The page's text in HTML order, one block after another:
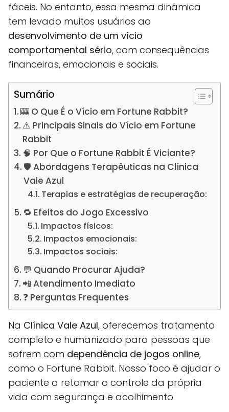
fáceis. No entanto, essa mesma dinâmica
tem levado muitos usuários ao
desenvolvimento de um vício
comportamental sério, com consequências
financeiras, emocionais e sociais.
Sumário
🎰 O Que É o Vício em Fortune Rabbit?
⚠️ Principais Sinais do Vício em Fortune
Rabbit
🧠 Por Que o Fortune Rabbit É Viciante?
🛡️ Abordagens Terapêuticas na Clínica
Vale Azul
Terapias e estratégias de recuperação:
🔁 Efeitos do Jogo Excessivo
Impactos físicos:
Impactos emocionais:
Impactos sociais:
💬 Quando Procurar Ajuda?
📲 Atendimento Imediato
❓ Perguntas Frequentes
Na Clínica Vale Azul, oferecemos tratamento
completo e humanizado para pessoas que
sofrem com dependência de jogos online,
como o Fortune Rabbit. Nosso foco é ajudar o
paciente a retomar o controle da própria
vida com segurança e acolhimento.